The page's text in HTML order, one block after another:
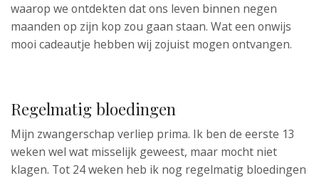
waarop we ontdekten dat ons leven binnen negen
maanden op zijn kop zou gaan staan. Wat een onwijs
mooi cadeautje hebben wij zojuist mogen ontvangen.
Regelmatig bloedingen
Mijn zwangerschap verliep prima. Ik ben de eerste 13
weken wel wat misselijk geweest, maar mocht niet
klagen. Tot 24 weken heb ik nog regelmatig bloedingen